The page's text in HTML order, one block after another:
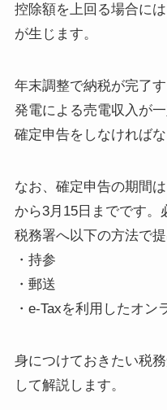
控除額を上回る場合に
が生じます。
年末調整で納税が完了
発電による売電収入が
確定申告をしなければな
なお、確定申告の期間
から3月15日までです
税務署へ以下の方法で
・持参
・郵送
・e-Taxを利用したオン
身につけておきたい税
して解説します。